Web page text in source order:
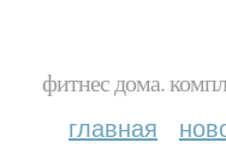
фитнес дома.
главная